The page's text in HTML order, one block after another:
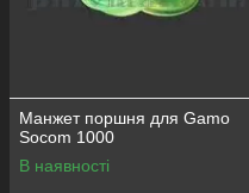
Манжет поршня для Gamo
Socom 1000
В наявності